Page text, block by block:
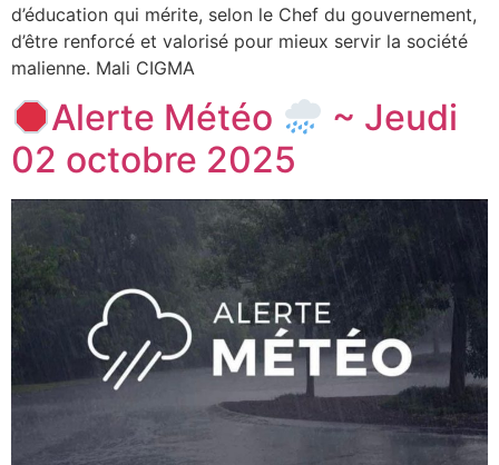
d’éducation qui mérite, selon le Chef du gouvernement,
d’être renforcé et valorisé pour mieux servir la société
malienne. Mali CIGMA
Alerte Météo
~ Jeudi
02 octobre 2025